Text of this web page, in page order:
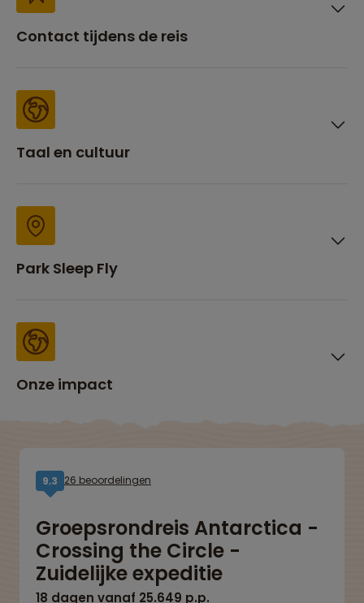
Contact tijdens de reis
Taal en cultuur
Park Sleep Fly
Onze impact
9,3 26 beoordelingen
Groepsrondreis Antarctica -
Crossing the Circle -
Zuidelijke expeditie
18 dagen vanaf 25.649 p.p.